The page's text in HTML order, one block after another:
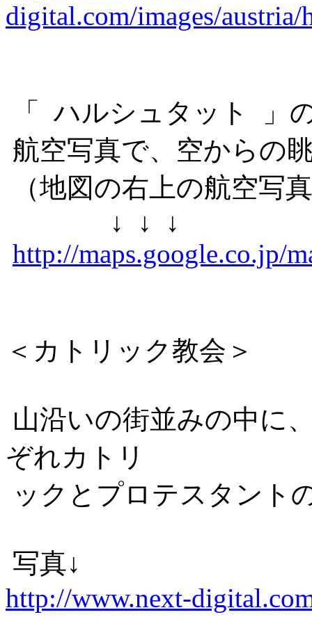
digital.com/images/
「 ハルシュタット 」
航空写真で、空からの
（地図の右上の航空写
↓ ↓ ↓
http://maps.google.co.jp/
＜カトリック教会＞
山沿いの街並みの中に
ぞれカトリ
ックとプロテスタント
写真↓
http://www.next-